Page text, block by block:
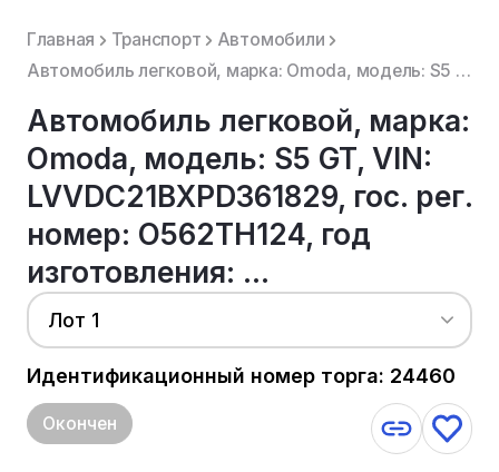
Главная Транспорт
Автомобили
Автомобиль легковой, марка: Omoda, модель: S5 GT, VIN: LVVDC21BXPD361829, гос. рег. номер: О562ТН124...
Автомобиль легковой, марка:
Omoda, модель: S5 GT, VIN:
LVVDC21BXPD361829, гос. рег.
номер: О562ТН124, год
изготовления: ...
Лот 1
Идентификационный номер торга: 24460
Окончен